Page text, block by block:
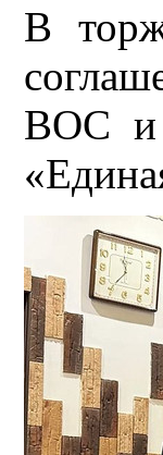
В
ВОС и